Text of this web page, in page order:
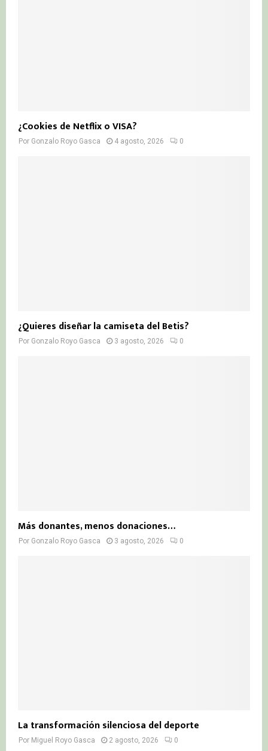
¿Cookies de Netflix o VISA?
Por Gonzalo Royo Gasca 4 agosto, 2026 0
¿Quieres diseñar la camiseta del Betis?
Por Gonzalo Royo Gasca 3 agosto, 2026 0
Más donantes, menos donaciones…
Por Gonzalo Royo Gasca 3 agosto, 2026 0
La transformación silenciosa del deporte
Por Miguel Royo Gasca 2 agosto, 2026 0